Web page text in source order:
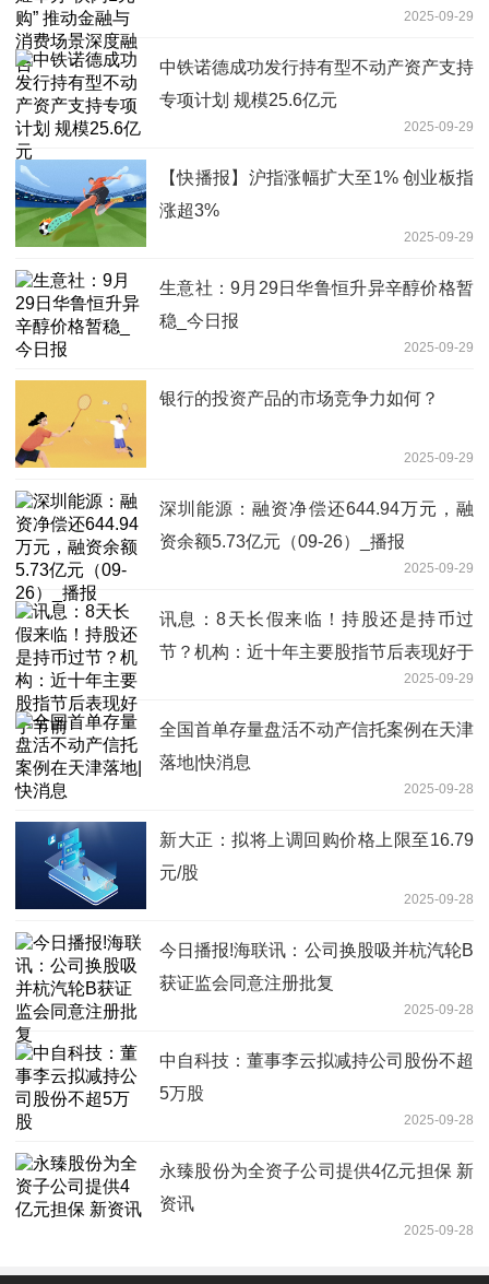
2025-09-29
中铁诺德成功发行持有型不动产资产支持
专项计划 规模25.6亿元
2025-09-29
【快播报】沪指涨幅扩大至1% 创业板指
涨超3%
2025-09-29
生意社：9月29日华鲁恒升异辛醇价格暂
稳_今日报
2025-09-29
银行的投资产品的市场竞争力如何？
2025-09-29
深圳能源：融资净偿还644.94万元，融
资余额5.73亿元（09-26）_播报
2025-09-29
讯息：8天长假来临！持股还是持币过
节？机构：近十年主要股指节后表现好于
2025-09-29
全国首单存量盘活不动产信托案例在天津
落地|快消息
2025-09-28
新大正：拟将上调回购价格上限至16.79
元/股
2025-09-28
今日播报!海联讯：公司换股吸并杭汽轮B
获证监会同意注册批复
2025-09-28
中自科技：董事李云拟减持公司股份不超
5万股
2025-09-28
永臻股份为全资子公司提供4亿元担保 新
资讯
2025-09-28